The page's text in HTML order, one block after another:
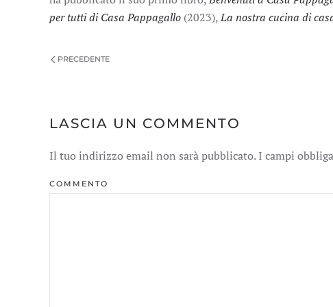
per tutti di Casa Pappagallo (2023),La nostra cucina di
PRECEDENTE
LASCIA UN COMMENTO
Il tuo indirizzo email non sarà pubblicato. I campi
COMMENTO